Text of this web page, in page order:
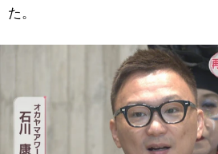
た。